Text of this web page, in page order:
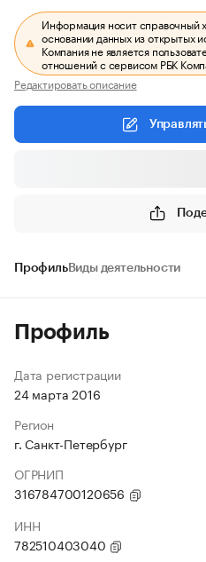
Информация носит справочный
основании данных из открытых
Компания не является
отношений с сервисом РБК
Редактировать описание
ПрофильВиды деятельности
Профиль
Дата регистрации
24 марта 2016
Регион
г. Санкт-Петербург
ОГРНИП
316784700120656
ИНН
782510403040